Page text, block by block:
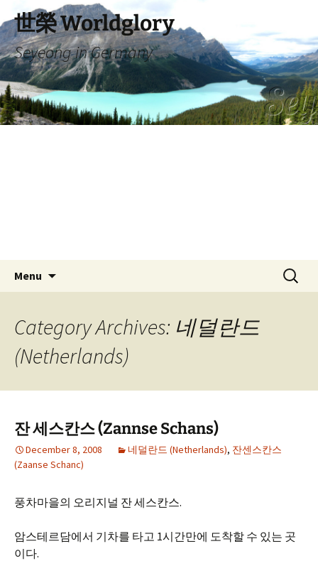
to
content
世榮 Worldglory
Seyeong in Germany
Menu
Search
for:
Category Archives: 네덜란드
(Netherlands)
잔 세스칸스 (Zannse Schans)
December 8, 2008 네덜란드 (Netherlands), 잔센스칸스
(Zaanse Schanc)
풍차마을의 오리지널 잔 세스칸스.
암스테르담에서 기차를 타고 1시간만에 도착할 수 있는 곳
이다.